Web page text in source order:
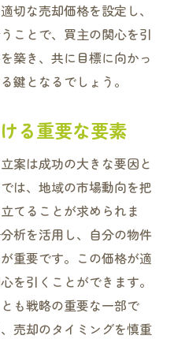
切な売却価格を設定し、
ことで、買主の関心を引
築き、共に目標に向かっ
鍵となるでしょう。
る重要な要素
案は成功の大きな要因と
は、地域の市場動向を把
てることが求められま
析を活用し、自分の物件
重要です。この価格が適
を引くことができます。
も戦略の重要な一部で
売却のタイミングを慎重